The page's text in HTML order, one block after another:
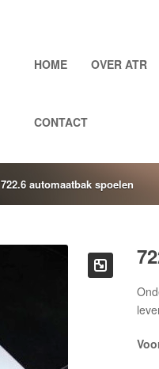
HOME OVER ATR
CONTACT
722.6 automaatbak spoelen